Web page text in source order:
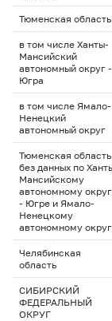
Тюменская область
в том числе Ханты-
Мансийский
автономный округ -
Югра
в том числе Ямало-
Ненецкий
автономный округ
Тюменская область
без данных по
Мансийскому
автономному
- Югре и Ямало-
Ненецкому
автономному
Челябинская
область
СИБИРСКИЙ
ФЕДЕРАЛЬНЫЙ
ОКРУГ